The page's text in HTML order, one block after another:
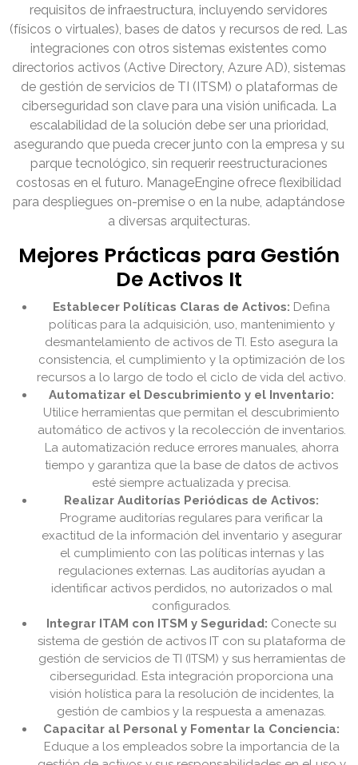
requisitos de infraestructura, incluyendo servidores
(físicos o virtuales), bases de datos y recursos de red. Las
integraciones con otros sistemas existentes como
directorios activos (Active Directory, Azure AD), sistemas
de gestión de servicios de TI (ITSM) o plataformas de
ciberseguridad son clave para una visión unificada. La
escalabilidad de la solución debe ser una prioridad,
asegurando que pueda crecer junto con la empresa y su
parque tecnológico, sin requerir reestructuraciones
costosas en el futuro. ManageEngine ofrece flexibilidad
para despliegues on-premise o en la nube, adaptándose
a diversas arquitecturas.
Mejores Prácticas para Gestión
De Activos It
Establecer Políticas Claras de Activos: Defina
políticas para la adquisición, uso, mantenimiento y
desmantelamiento de activos de TI. Esto asegura la
consistencia, el cumplimiento y la optimización de los
recursos a lo largo de todo el ciclo de vida del activo.
Automatizar el Descubrimiento y el Inventario:
Utilice herramientas que permitan el descubrimiento
automático de activos y la recolección de inventarios.
La automatización reduce errores manuales, ahorra
tiempo y garantiza que la base de datos de activos
esté siempre actualizada y precisa.
Realizar Auditorías Periódicas de Activos:
Programe auditorías regulares para verificar la
exactitud de la información del inventario y asegurar
el cumplimiento con las políticas internas y las
regulaciones externas. Las auditorías ayudan a
identificar activos perdidos, no autorizados o mal
configurados.
Integrar ITAM con ITSM y Seguridad: Conecte su
sistema de gestión de activos IT con su plataforma de
gestión de servicios de TI (ITSM) y sus herramientas de
ciberseguridad. Esta integración proporciona una
visión holística para la resolución de incidentes, la
gestión de cambios y la respuesta a amenazas.
Capacitar al Personal y Fomentar la Conciencia:
Eduque a los empleados sobre la importancia de la